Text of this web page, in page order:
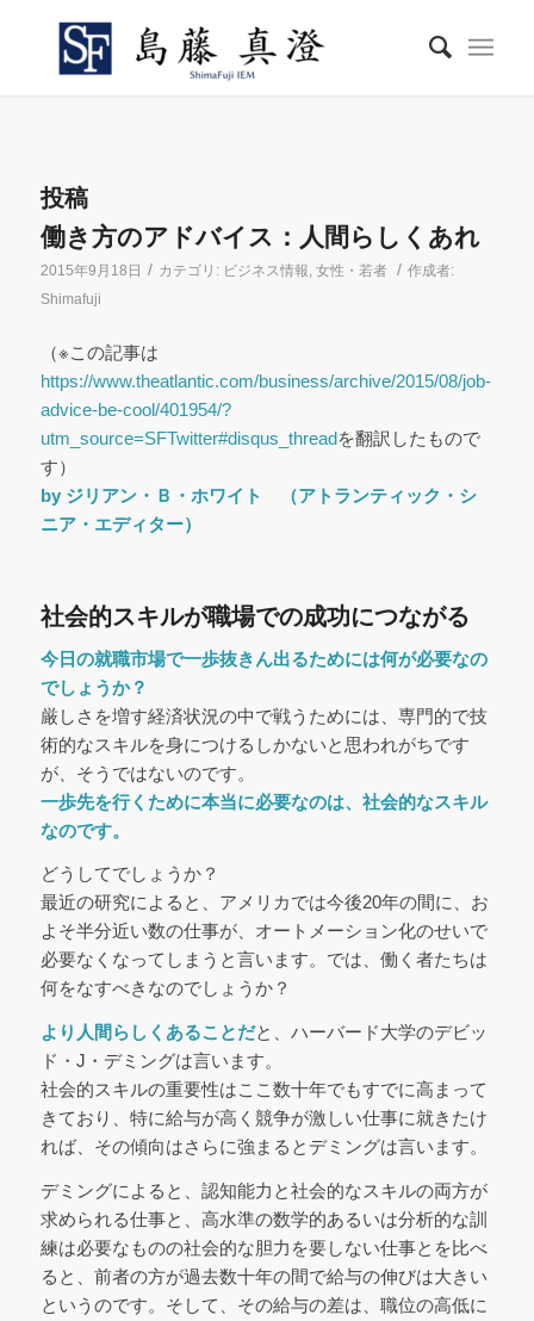
投稿
働き方のアドバイス：人間らしくあれ
2015年9月18日 / カテゴリ: ビジネス情報, 女性・若者 / 作成者:
Shimafuji
（※この記事は
https://www.theatlantic.com/business/archive/2015/08/job-
advice-be-cool/401954/?
utm_source=SFTwitter#disqus_threadを翻訳したもので
す）
by ジリアン・Ｂ・ホワイト （アトランティック・シ
ニア・エディター）
社会的スキルが職場での成功につながる
今日の就職市場で一歩抜きん出るためには何が必要なの
でしょうか？
厳しさを増す経済状況の中で戦うためには、専門的で技
術的なスキルを身につけるしかないと思われがちです
が、そうではないのです。
一歩先を行くために本当に必要なのは、社会的なスキル
なのです。
どうしてでしょうか？
最近の研究によると、アメリカでは今後20年の間に、お
よそ半分近い数の仕事が、オートメーション化のせいで
必要なくなってしまうと言います。では、働く者たちは
何をなすべきなのでしょうか？
より人間らしくあることだと、ハーバード大学のデビッ
ド・J・デミングは言います。
社会的スキルの重要性はここ数十年でもすでに高まって
きており、特に給与が高く競争が激しい仕事に就きたけ
れば、その傾向はさらに強まるとデミングは言います。
デミングによると、認知能力と社会的なスキルの両方が
求められる仕事と、高水準の数学的あるいは分析的な訓
練は必要なものの社会的な胆力を要しない仕事とを比べ
ると、前者の方が過去数十年の間で給与の伸びは大きい
というのです。そして、その給与の差は、職位の高低に